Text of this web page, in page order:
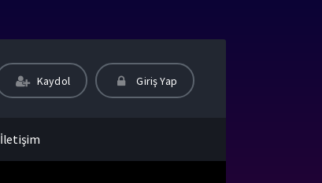
Kaydol Giriş Yap
İletişim